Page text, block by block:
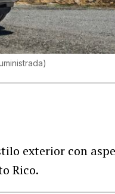
)
exterior con
Rico.